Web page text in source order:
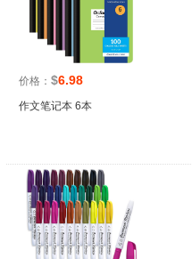
价格： $6.98
作文笔记本 6本